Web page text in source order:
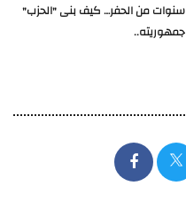
سنوات من الحفر… كيف بنى "الحزب"
جمهوريته..